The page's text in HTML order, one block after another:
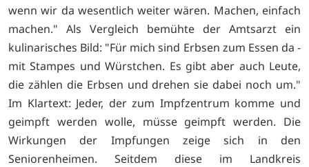
wenn wir da wesentlich weiter wären. Machen, einfach
machen." Als Vergleich bemühte der Amtsarzt ein
kulinarisches Bild: "Für mich sind Erbsen zum Essen da -
mit Stampes und Würstchen. Es gibt aber auch Leute,
die zählen die Erbsen und drehen sie dabei noch um."
Im Klartext: Jeder, der zum Impfzentrum komme und
geimpft werden wolle, müsse geimpft werden. Die
Wirkungen der Impfungen zeige sich in den
Seniorenheimen. Seitdem diese im Landkreis